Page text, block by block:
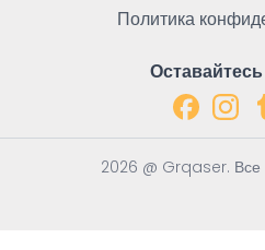
Политика
2026 @ Grqaser.